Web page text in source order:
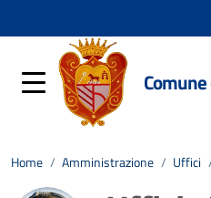
Home / Amministrazione / Uffici